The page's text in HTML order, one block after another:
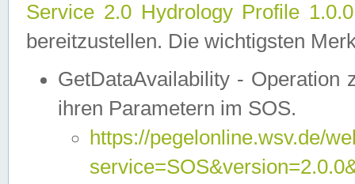
Service 2.0 Hydrology Profile
bereitzustellen. Die wichtigsten
GetDataAvailability - Operation
ihren Parametern im SOS.
https://pegelonline.wsv.de/